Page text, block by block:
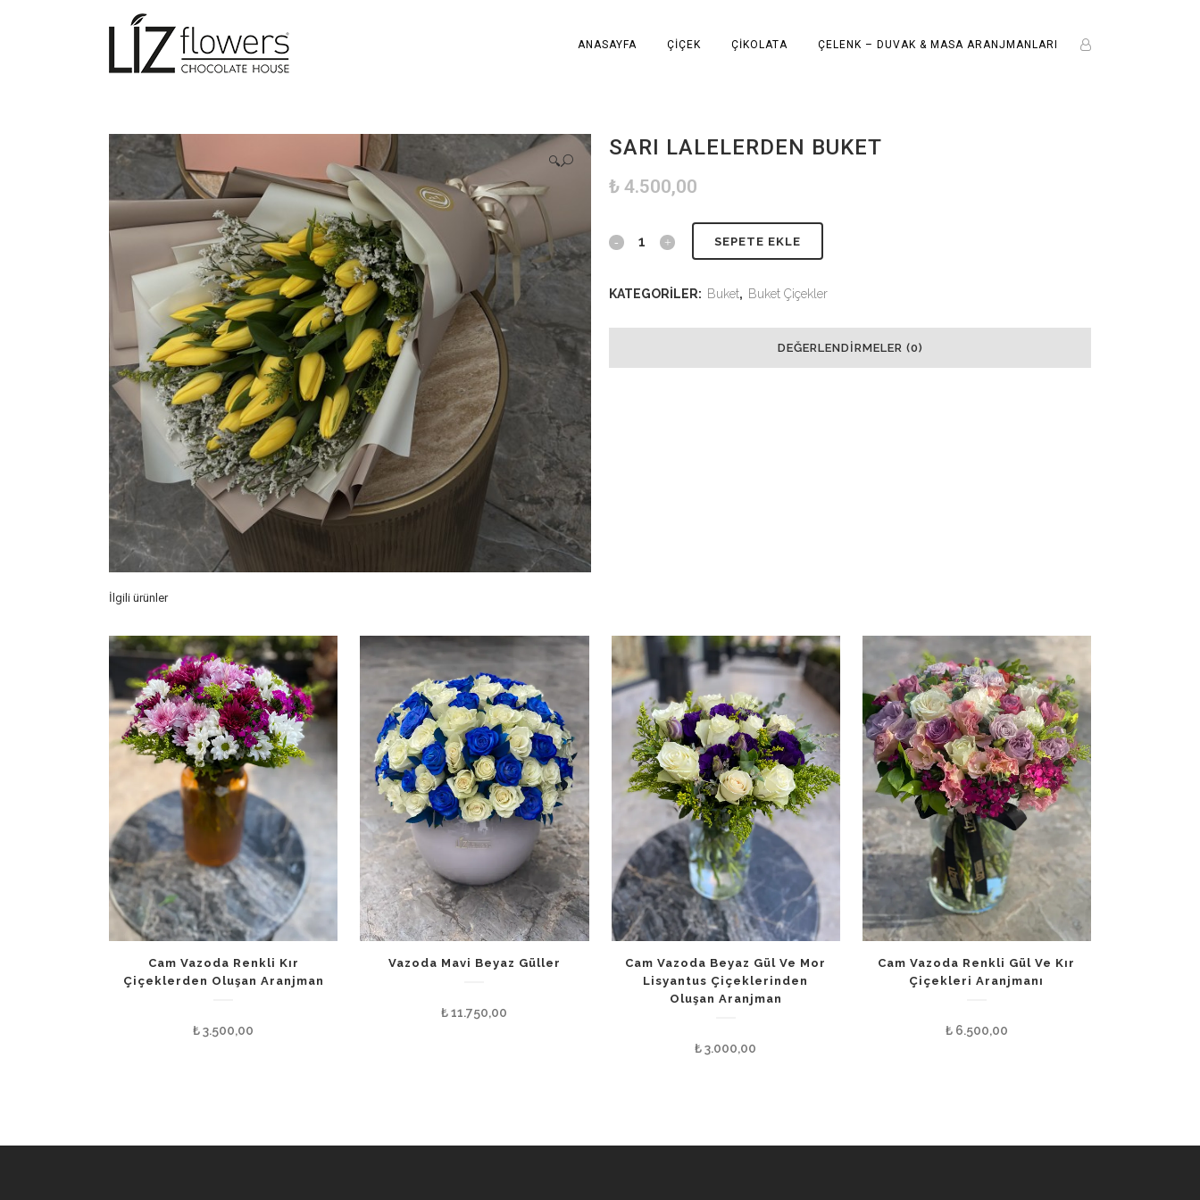
ANASAYFA ÇIÇEK ÇIKOLATA ÇELENK – DUVAK & MASA ARANJMANLARI
🔍
SARI LALELERDEN BUKET
₺ 4.500,00
SEPETE EKLE
KATEGORILER: Buket, Buket Çiçekler
DEĞERLENDIRMELER (0)
İlgili ürünler
Cam Vazoda Renkli Kır
Çiçeklerden Oluşan Aranjman
₺3.500,00
Vazoda Mavi Beyaz Güller
₺11.750,00
Cam Vazoda Beyaz Gül Ve Mor
Lisyantus Çiçeklerinden
Oluşan Aranjman
₺3.000,00
Cam Vazoda Renkli Gül Ve Kır
Çiçekleri Aranjmanı
₺6.500,00